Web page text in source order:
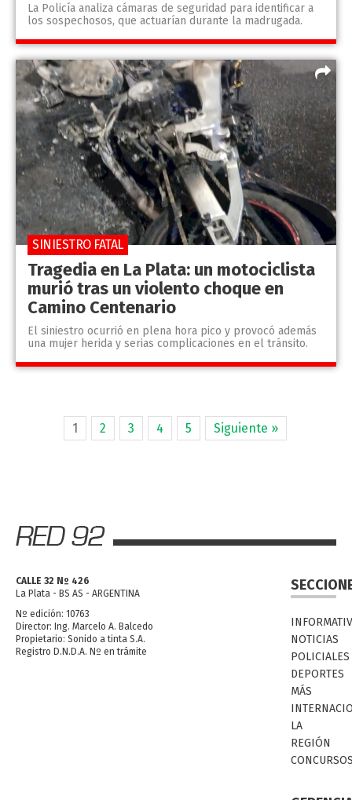
La Policía analiza cámaras de seguridad para identificar a
los sospechosos, que actuarían durante la madrugada.
Tragedia en La Plata: un motociclista
murió tras un violento choque en
Camino Centenario
El siniestro ocurrió en plena hora pico y provocó además
una mujer herida y serias complicaciones en el tránsito.
SINIESTRO FATAL
1 2 3 4 5 Siguiente »
CALLE 32 Nº 426
La Plata - BS AS - ARGENTINA
Nº edición: 10763
Director: Ing. Marcelo A. Balcedo
Propietario: Sonido a tinta S.A.
Registro D.N.D.A. Nº en trámite
NOTICIAS
POLICIALES
DEPORTES
MÁS
LA
REGIÓN